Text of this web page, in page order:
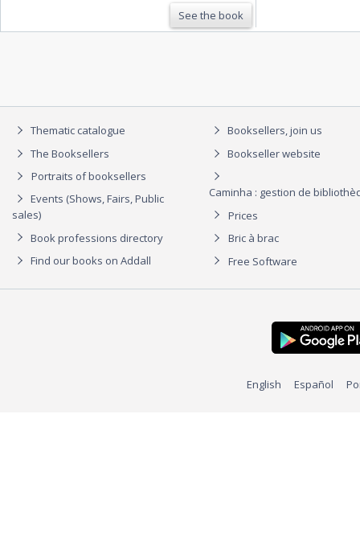
See the book
Thematic catalogue
The Booksellers
Portraits of booksellers
Events (Shows, Fairs, Public
sales)
Book professions directory
Find our books on Addall
Booksellers, join us
Bookseller website
Caminha : gestion de
Prices
Bric à brac
Free Software
English Español